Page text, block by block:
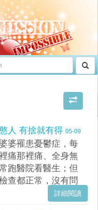
人 有捨就有得 05-09
婆罹患憂鬱症，每
痛那裡痛、全身無
跑醫院看醫生；但
查都正常，沒有問
詳細閱讀